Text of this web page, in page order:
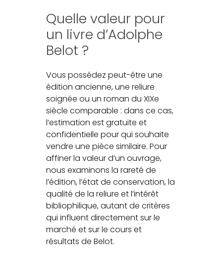
Quelle valeur pour
un livre d’Adolphe
Belot ?
Vous possédez peut-être une
édition ancienne, une reliure
soignée ou un roman du XIXe
siècle comparable : dans ce cas,
l’estimation est gratuite et
confidentielle pour qui souhaite
vendre une pièce similaire. Pour
affiner la valeur d’un ouvrage,
nous examinons la rareté de
l’édition, l’état de conservation, la
qualité de la reliure et l’intérêt
bibliophilique, autant de critères
qui influent directement sur le
marché et sur le cours et
résultats de Belot.